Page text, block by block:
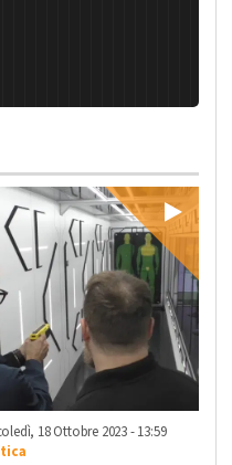
18 Ottobre 2023 - 13:59